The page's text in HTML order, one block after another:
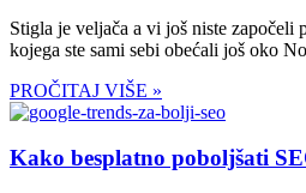
Stigla je veljača a vi još niste započeli
kojega ste sami sebi obećali još oko
PROČITAJ VIŠE »
Kako besplatno poboljšati